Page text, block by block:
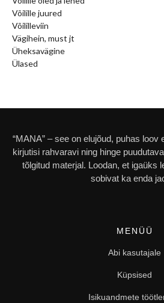
Võilille juured
Võililleviin
Vägihein, must jt
Üheksavägine
Ülased
“MANA” – see on elujõud, puhas loov
kirjutisi rahvaravi ning hinge
tõlgitud materjal. Loodan, et igaüks
sobivat ka enda
MENÜÜ
Abi kasutajale
Küpsised
Isikuandmete